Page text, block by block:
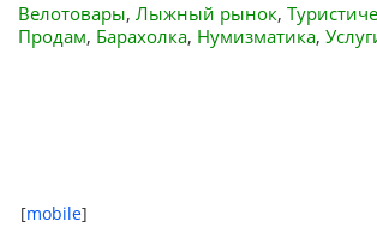
Велотовары, Лыжный рынок,
Продам, Барахолка, Нумизматика,
[mobile]